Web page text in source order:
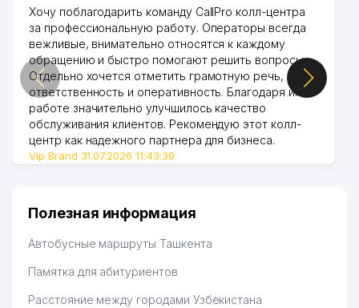
Хочу поблагодарить команду CallPro колл-центра
за профессиональную работу. Операторы всегда
вежливые, внимательно относятся к каждому
обращению и быстро помогают решить вопросы.
Отдельно хочется отметить грамотную речь,
ответственность и оперативность. Благодаря их
работе значительно улучшилось качество
обслуживания клиентов. Рекомендую этот колл-
центр как надежного партнера для бизнеса.
Vip Brand 31.07.2026 11:43:39
Полезная информация
Автобусные маршруты Ташкента
Памятка для абитуриентов
Расстояние между городами Узбекистана